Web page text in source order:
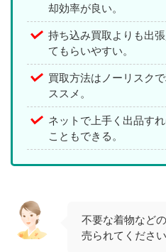
却効率が良い。
持ち込み買取よりも出
てもらいやすい。
買取方法はノーリスク
ススメ。
ネットで上手く出品す
こともできる。
不要な着物など
売られてください